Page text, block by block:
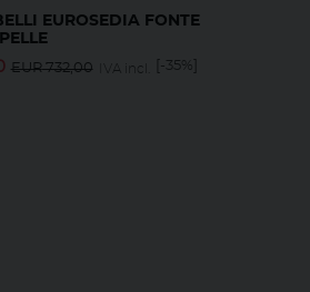
EUROSEDIA FONTE
EUR732,00 IVA incl. [-35%]